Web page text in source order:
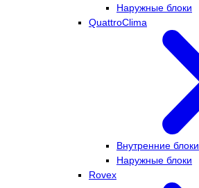
Наружные блоки
QuattroClima
Внутренние блоки
Наружные блоки
Rovex